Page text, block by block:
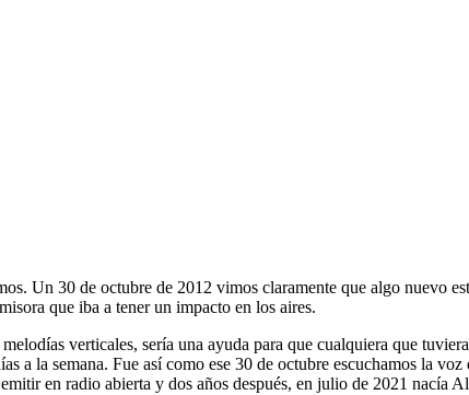
Un 30 de octubre de 2012 vimos claramente que algo nuevo
que iba a tener un impacto en los aires.
verticales, sería una ayuda para que cualquiera que
a la semana. Fue así como ese 30 de octubre escuchamos la
en radio abierta y dos años después, en julio de 2021 nacía